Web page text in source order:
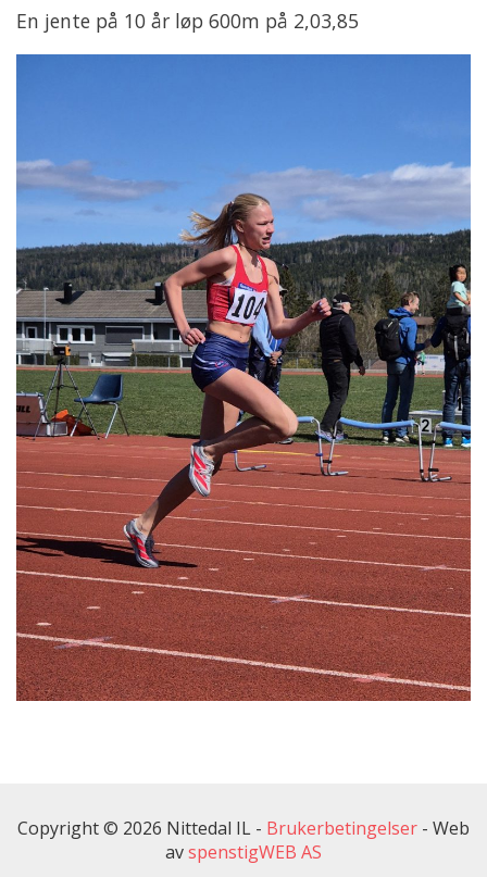
En jente på 10 år løp 600m på 2,03,85
Copyright © 2026 Nittedal IL - Brukerbetingelser - Web
avspenstigWEB AS